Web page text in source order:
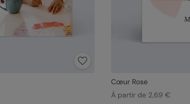
Cœur Rose
À partir de 2,69 €